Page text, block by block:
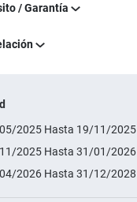
/ Garantía
2025 Hasta 19/11/2025
2025 Hasta 31/01/2026
2026 Hasta 31/12/2028